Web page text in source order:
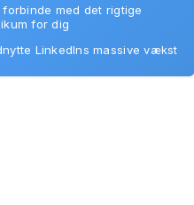
forbinde med det rigtige
for dig
LinkedIns massive vækst